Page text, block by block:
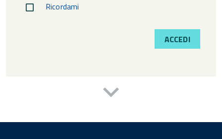
Ricordami
ACCEDI